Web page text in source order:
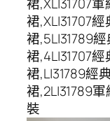
裙,XL|31707
裙,5L|31789
裙,4L|31707
裙,L|31789經
裙,2L|31789
裝